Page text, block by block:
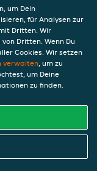
das Guthaben
die Verarbeitung
Daten haben.
in Bezug auf
Daten haben,
auch über
Erklärung
Daten sehr ernst
um
um Dein
für Analysen zur
Dritten. Wir
Dritten. Wenn Du
Cookies. Wir setzen
verwalten, um zu
um Deine
zu finden.